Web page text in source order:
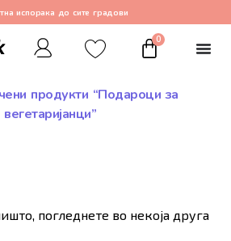
испорака до сите градови
0
продукти “Подароци за
вегетаријанци”
погледнете во некоја друга